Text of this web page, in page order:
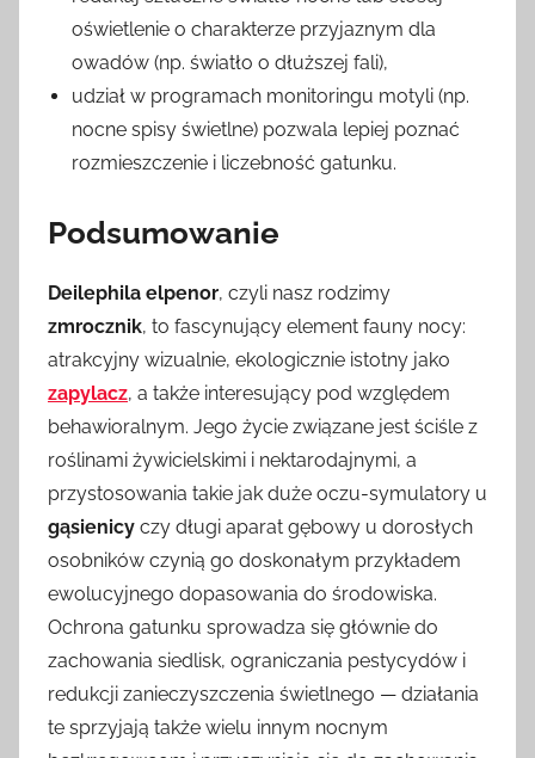
oświetlenie o charakterze przyjaznym dla
owadów (np. światło o dłuższej fali),
udział w programach monitoringu motyli (np.
nocne spisy świetlne) pozwala lepiej poznać
rozmieszczenie i liczebność gatunku.
Podsumowanie
Deilephila elpenor, czyli nasz rodzimy
zmrocznik, to fascynujący element fauny nocy:
atrakcyjny wizualnie, ekologicznie istotny jako
zapylacz, a także interesujący pod względem
behawioralnym. Jego życie związane jest ściśle z
roślinami żywicielskimi i nektarodajnymi, a
przystosowania takie jak duże oczu-symulatory u
gąsienicy czy długi aparat gębowy u dorosłych
osobników czynią go doskonałym przykładem
ewolucyjnego dopasowania do środowiska.
Ochrona gatunku sprowadza się głównie do
zachowania siedlisk, ograniczania pestycydów i
redukcji zanieczyszczenia świetlnego — działania
te sprzyjają także wielu innym nocnym